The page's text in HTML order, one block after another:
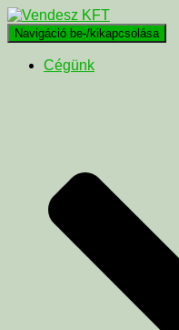
Navigáció be-/kikapcsolása
Cégünk